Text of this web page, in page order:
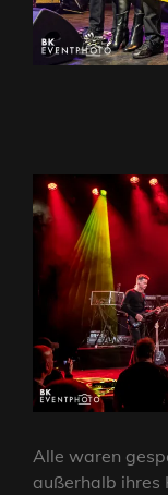
Alle waren
außerhalb ihres